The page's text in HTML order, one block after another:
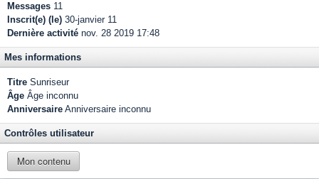
Messages 11
Inscrit(e) (le) 30-janvier 11
Dernière activité nov. 28 2019 17:48
Mes informations
Titre Sunriseur
Âge Âge inconnu
Anniversaire Anniversaire inconnu
Contrôles utilisateur
Mon contenu